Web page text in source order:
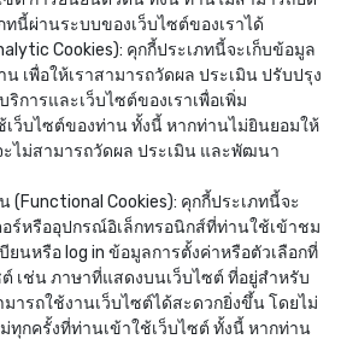
นี้ผ่านระบบของเว็บไซต์ของเราได้
Cookies): คุกกี้ประเภทนี้จะเก็บข้อมูล
เพื่อให้เราสามารถวัดผล ประเมิน ปรับปรุง
ารและเว็บไซต์ของเราเพื่อเพิ่ม
ว็บไซต์ของท่าน ทั้งนี้ หากท่านไม่ยินยอมให้
ะไม่สามารถวัดผล ประเมิน และพัฒนา
(Functional Cookies): คุกกี้ประเภทนี้จะ
ร์หรืออุปกรณ์อิเล็กทรอนิกส์ที่ท่านใช้เข้าชม
ยนหรือ log in ข้อมูลการตั้งค่าหรือตัวเลือกที่
เช่น ภาษาที่แสดงบนเว็บไซต์ ที่อยู่สำหรับ
ารถใช้งานเว็บไซต์ได้สะดวกยิ่งขึ้น โดยไม่
ทุกครั้งที่ท่านเข้าใช้เว็บไซต์ ทั้งนี้ หากท่าน